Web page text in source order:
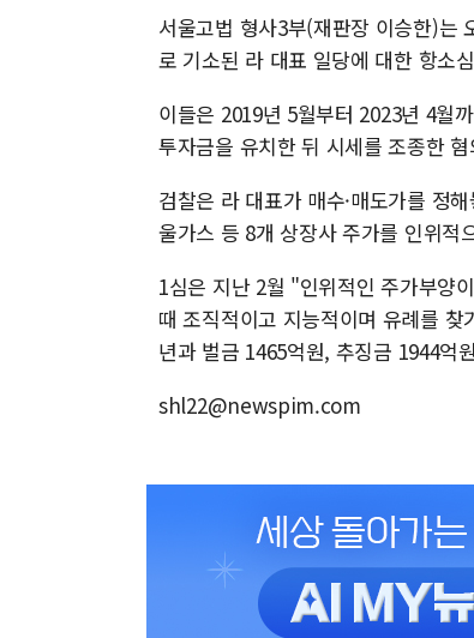
서울고법 형사3부(재판장 이승한)는
로 기소된 라 대표 일당에 대한 항소
이들은 2019년 5월부터 2023년 4월
투자금을 유치한 뒤 시세를 조종한
검찰은 라 대표가 매수·매도가를 정
울가스 등 8개 상장사 주가를 인위적
1심은 지난 2월 "인위적인 주가부양
때 조직적이고 지능적이며 유례를
년과 벌금 1465억원, 추징금 1944억
shl22@newspim.com